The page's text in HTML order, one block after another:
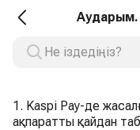
1. Kaspi Pay-де
ақпаратты қайдан